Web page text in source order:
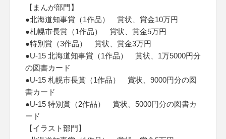
【まんが部門】
●北海道知事賞（1作品） 賞状、賞金10万円
●札幌市長賞（1作品） 賞状、賞金5万円
●特別賞（3作品） 賞状、賞金3万円
●U-15 北海道知事賞（1作品） 賞状、1万5000円分
の図書カード
●U-15 札幌市長賞（1作品） 賞状、9000円分の図
書カード
●U-15 特別賞（2作品） 賞状、5000円分の図書カ
ード
【イラスト部門】